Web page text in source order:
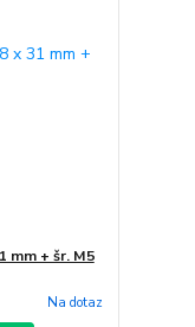
mm + šr. M5
Na dotaz